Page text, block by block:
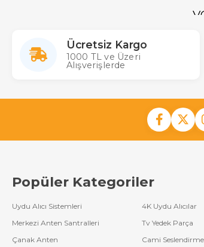
Ücretsiz Kargo
1000 TL ve Üzeri
Alışverişlerde
Popüler Kategoriler
Uydu Alıcı Sistemleri 4K Uydu Alıcılar
Merkezi Anten Santralleri
Tv Yedek Parça
Çanak Anten
Cami Seslendirme